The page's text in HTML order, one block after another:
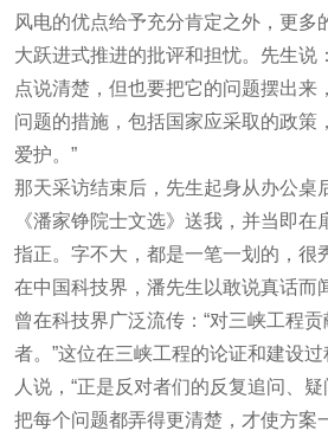
风电的优点给予充分肯定之外，更多
大跃进式推进的批评和担忧。先生说
点说清楚，但也要把它的问题摆出来
问题的措施，包括国家应采取的政策
爱护。”
那天采访结束后，先生起身从办公桌
《潘家铮院士文选》送我，并当即
指正。字不大，都是一笔一划的，很
在中国科技界，潘先生以敢说真话而
曾在科技界广泛流传：“对三峡工程
者。”这位在三峡工程的论证和建设
人说，“正是反对者们的反复追问、
把每个问题都弄得更清楚，才使方案